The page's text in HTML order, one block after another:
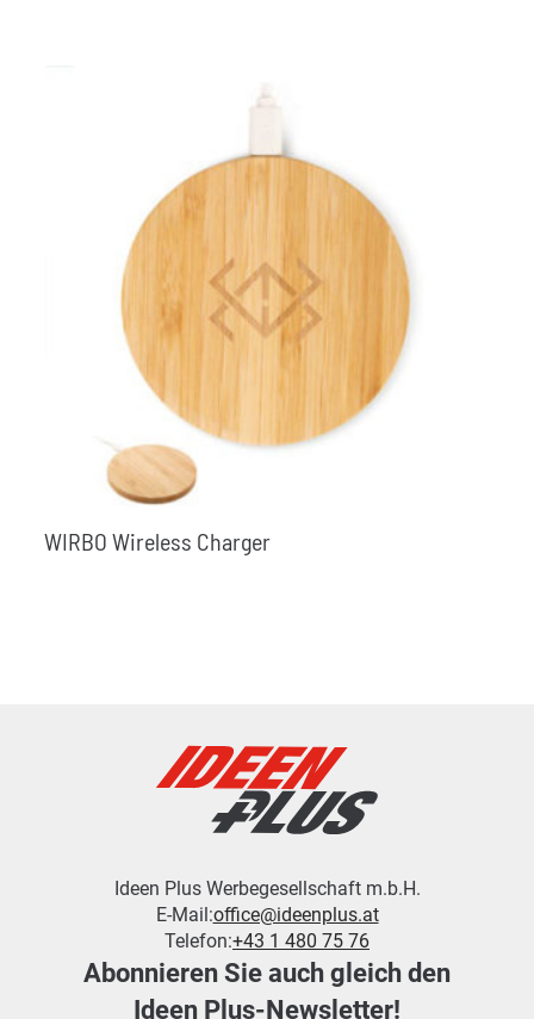
WIRBO Wireless Charger
Ideen Plus Werbegesellschaft m.b.H.
E-Mail:office@ideenplus.at
Telefon:+43 1 480 75 76
Abonnieren Sie auch gleich den
Ideen Plus-Newsletter!